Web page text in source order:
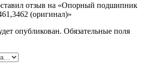
отзыв на «Опорный подшипник
(оригинал)»
опубликован. Обязательные поля